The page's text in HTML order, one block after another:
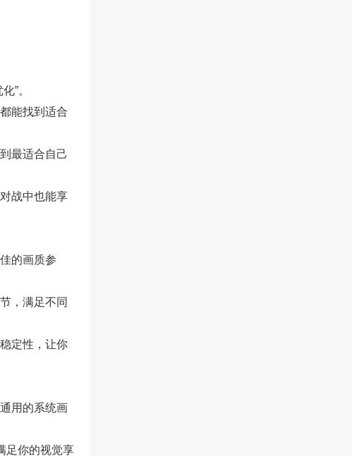
”。
能找到适合
最适合自己
战中也能享
的画质参
，满足不同
定性，让你
用的系统画
足你的视觉享